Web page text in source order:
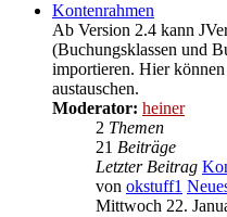
Kontenrahmen
Ab Version 2.4 kann
(Buchungsklassen und
importieren. Hier
austauschen.
Moderator: heiner
2 Themen
21 Beiträge
Letzter Beitrag
von okstuff1
Mittwoch 22.